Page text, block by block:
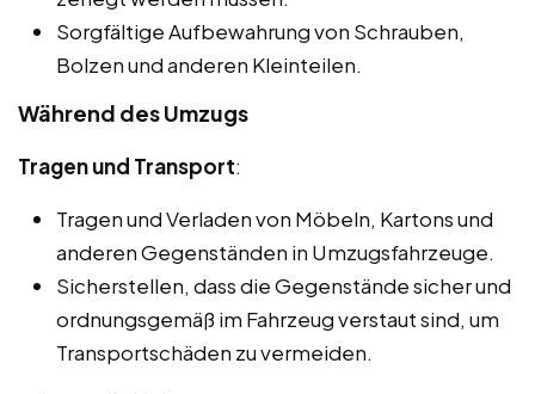
Sorgfältige Aufbewahrung von Schrauben,
Bolzen und anderen Kleinteilen.
Während des Umzugs
Tragen und Transport:
Tragen und Verladen von Möbeln, Kartons und
anderen Gegenständen in Umzugsfahrzeuge.
Sicherstellen, dass die Gegenstände sicher und
ordnungsgemäß im Fahrzeug verstaut sind, um
Transportschäden zu vermeiden.